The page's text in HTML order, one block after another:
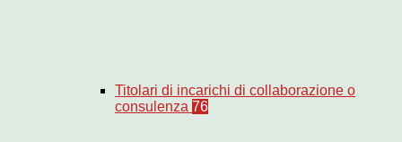
Titolari di incarichi di collaborazione o
consulenza 76